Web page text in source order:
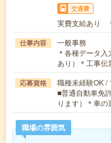
交通費
実費支給あり
仕事内容
一般事務
＊各種データ
あり）＊工事
応募資格
職種未経験OK /
■普通自動車免
ります）＊車
職場の雰囲気